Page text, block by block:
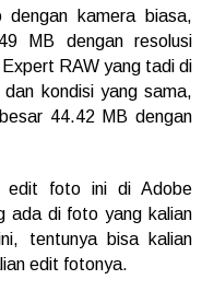
kamera biasa,
MB dengan resolusi
RAW yang tadi di
kondisi yang sama,
44.42 MB dengan
edit foto ini di Adobe
ada di foto yang kalian
tentunya bisa kalian
edit fotonya.